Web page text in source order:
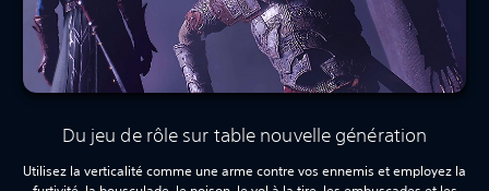
Du jeu de rôle sur table nouvelle génération
Utilisez la verticalité comme une arme contre vos ennemis et employez la